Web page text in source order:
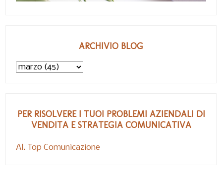
ARCHIVIO BLOG
PER RISOLVERE I TUOI PROBLEMI AZIENDALI DI
VENDITA E STRATEGIA COMUNICATIVA
Al. Top Comunicazione